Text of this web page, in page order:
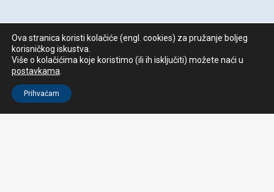
Ova stranica koristi kolačiće (engl. cookies) za pružanje boljeg
korisničkog iskustva.
Više o kolačićima koje koristimo (ili ih isključiti) možete naći u
postavkama
Prihvaćam